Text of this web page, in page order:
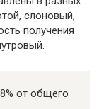
слоновый,
получения
от общего